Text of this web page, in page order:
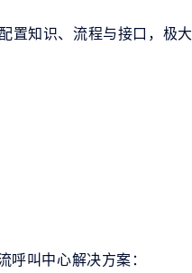
置知识、流程与接口，极大
叫中心解决方案：